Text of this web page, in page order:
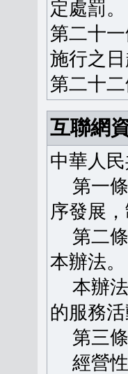
定處罰。
第二十
施行之
第二十
互聯網
中華人
第一條
序發展，
第二條
本辦法。
本辦法
的服務活
第三條
經營性